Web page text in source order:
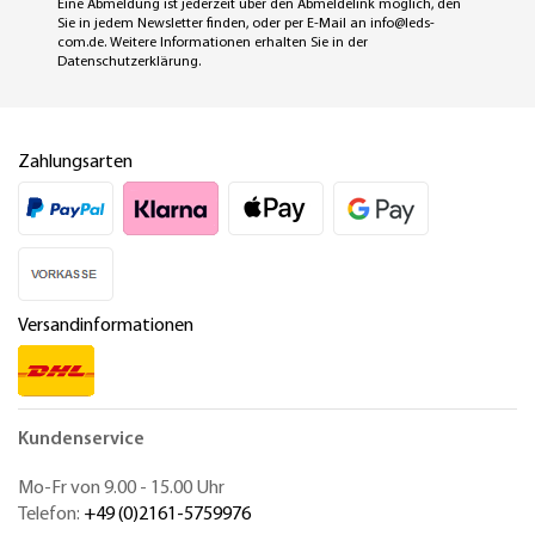
Eine Abmeldung ist jederzeit über den Abmeldelink möglich, den
Sie in jedem Newsletter finden, oder per E-Mail an info@leds-
com.de. Weitere Informationen erhalten Sie in der
Datenschutzerklärung.
Zahlungsarten
Versandinformationen
Kundenservice
Mo-Fr von 9.00 - 15.00 Uhr
Telefon: +49 (0)2161-5759976